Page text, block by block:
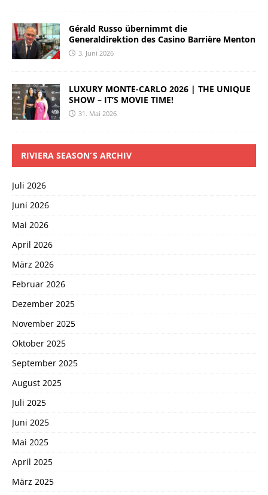
Gérald Russo übernimmt die
Generaldirektion des Casino Barrière Menton
3. Juni 2026
LUXURY MONTE-CARLO 2026 | THE UNIQUE
SHOW – IT’S MOVIE TIME!
31. Mai 2026
RIVIERA SEASON´S ARCHIV
Juli 2026
Juni 2026
Mai 2026
April 2026
März 2026
Februar 2026
Dezember 2025
November 2025
Oktober 2025
September 2025
August 2025
Juli 2025
Juni 2025
Mai 2025
April 2025
März 2025